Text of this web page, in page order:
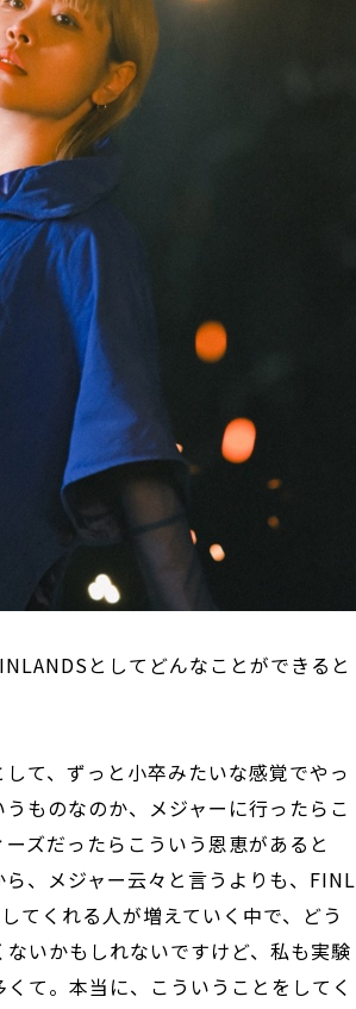
としてどんなことができると
て、ずっと小卒みたいな感覚でやっ
ものなのか、メジャーに行ったらこ
ズだったらこういう恩恵があると
、メジャー云々と言うよりも、FINL
てくれる人が増えていく中で、どう
いかもしれないですけど、私も実験
て。本当に、こういうことをしてく